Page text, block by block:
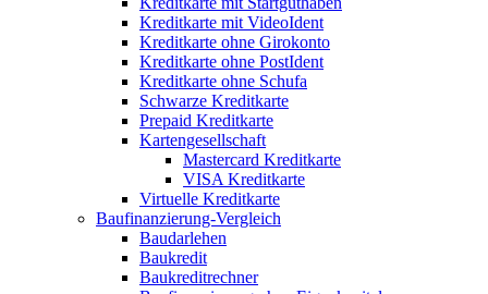
Kreditkarte mit VideoIdent
Kreditkarte ohne Girokonto
Kreditkarte ohne PostIdent
Kreditkarte ohne Schufa
Schwarze Kreditkarte
Prepaid Kreditkarte
Kartengesellschaft
Mastercard Kreditkarte
VISA Kreditkarte
Virtuelle Kreditkarte
Baufinanzierung-Vergleich
Baudarlehen
Baukredit
Baukreditrechner